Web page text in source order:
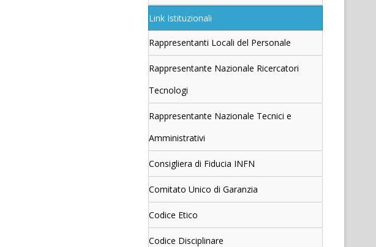
Link Istituzionali
Rappresentanti Locali del Personale
Rappresentante Nazionale Ricercatori
Tecnologi
Rappresentante Nazionale Tecnici e
Amministrativi
Consigliera di Fiducia INFN
Comitato Unico di Garanzia
Codice Etico
Codice Disciplinare